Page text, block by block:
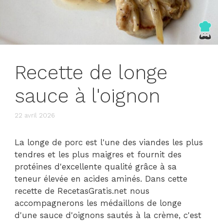
Recette de longe
sauce à l'oignon
22 avril 2026
La longe de porc est l'une des viandes les plus
tendres et les plus maigres et fournit des
protéines d'excellente qualité grâce à sa
teneur élevée en acides aminés. Dans cette
recette de RecetasGratis.net nous
accompagnerons les médaillons de longe
d'une sauce d'oignons sautés à la crème, c'est